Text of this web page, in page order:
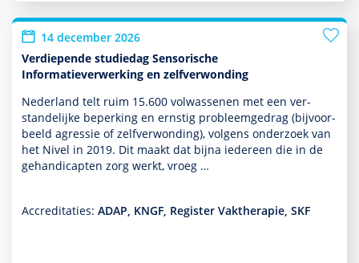
14 december 2026
Verdiepende studiedag Sensorische
Informatieverwerking en zelfverwonding
Nederland telt ruim 15.600 vol­was­senen met een ver­
stande­lijke beper­king en ernstig probleemgedrag (bij­voor­
beeld agressie of zelfverwonding), volgens onder­zoek van
het Nivel in 2019. Dit maakt dat bijna iedereen die in de
gehandicapten zorg werkt, vroeg …
Accreditaties: ADAP, KNGF, Register Vaktherapie, SKF